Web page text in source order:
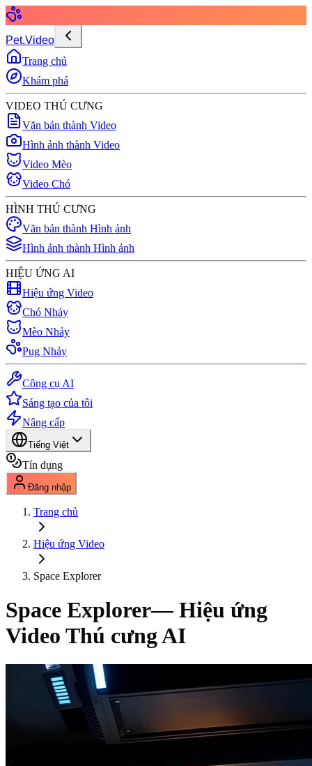
Pet.Video
Trang chủ
Khám phá
VIDEO THÚ CƯNG
Văn bản thành Video
Hình ảnh thành Video
Video Mèo
Video Chó
HÌNH THÚ CƯNG
Văn bản thành Hình ảnh
Hình ảnh thành Hình ảnh
HIỆU ỨNG AI
Hiệu ứng Video
Chó Nhảy
Mèo Nhảy
Pug Nhảy
Công cụ AI
Sáng tạo của tôi
Nâng cấp
Tiếng Việt
Tín dụng
Đăng nhập
Trang chủ
Hiệu ứng Video
Space Explorer
Space Explorer— Hiệu ứng
Video Thú cưng AI